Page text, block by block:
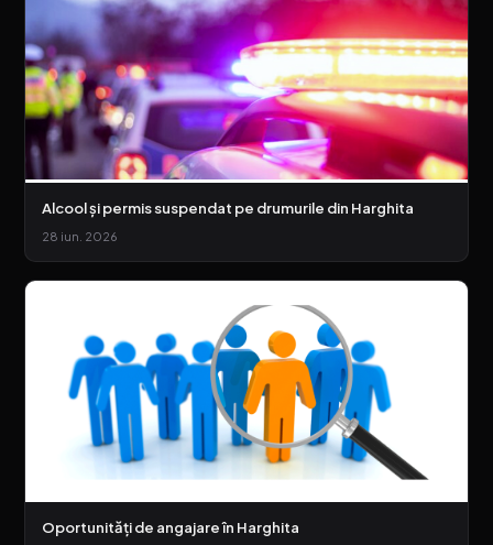
Alcool și permis suspendat pe drumurile din Harghita
28 iun. 2026
Oportunități de angajare în Harghita